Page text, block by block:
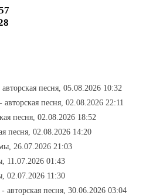
авторская песня, 05.08.2026 10:32
- авторская песня, 02.08.2026 22:11
песня, 02.08.2026 18:52
песня, 02.08.2026 14:20
26.07.2026 21:03
11.07.2026 01:43
02.07.2026 11:30
- авторская песня, 30.06.2026 03:04